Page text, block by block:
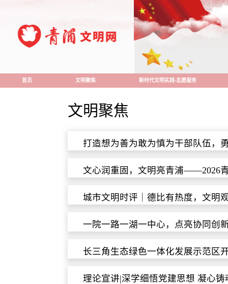
首页 文明聚焦 新时代文明实践·志愿服务
文明聚焦
打造想为善为敢为慎为干部队伍，
文心润重固，文明亮青浦——2026
城市文明时评｜德比有热度，文明
一院一路一湖一中心，点亮协同创
长三角生态绿色一体化发展示范区
理论宣讲|深学细悟党建思想 凝心